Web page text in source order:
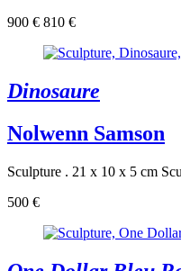
900 € 810 €
Dinosaure
Nolwenn Samson
Sculpture . 21 x 10 x 5 cm
500 €